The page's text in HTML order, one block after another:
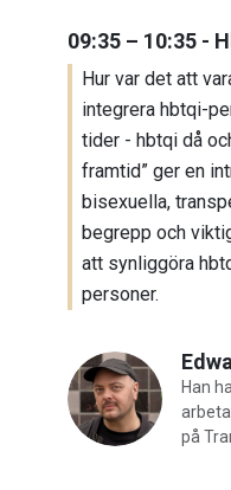
09:35 – 10:35 -
Hur var det att
integrera hbtqi-
tider - hbtqi då
framtid” ger en
bisexuella,
begrepp och
att synliggöra
personer.
Han
på